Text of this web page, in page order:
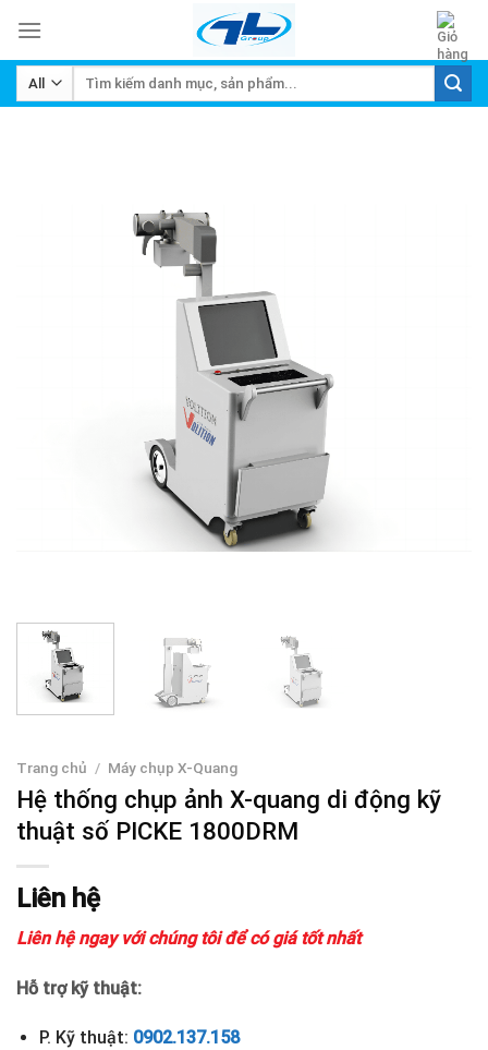
content
Tìm
Trang chủ / Máy chụp X-Quang
Hệ thống chụp ảnh X-quang di động kỹ
thuật số PICKE 1800DRM
Liên hệ
Liên hệ ngay với chúng tôi để có giá tốt nhất
Hỗ trợ kỹ thuật:
P. Kỹ thuật: 0902.137.158